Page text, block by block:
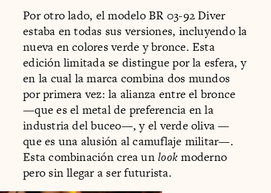
Por otro lado, el modelo BR 03-92 Diver
estaba en todas sus versiones, incluyendo la
nueva en colores verde y bronce. Esta
edición limitada se distingue por la esfera, y
en la cual la marca combina dos mundos
por primera vez: la alianza entre el bronce
—que es el metal de preferencia en la
industria del buceo—, y el verde oliva —
que es una alusión al camuflaje militar—.
Esta combinación crea unlookmoderno
pero sin llegar a ser futurista.